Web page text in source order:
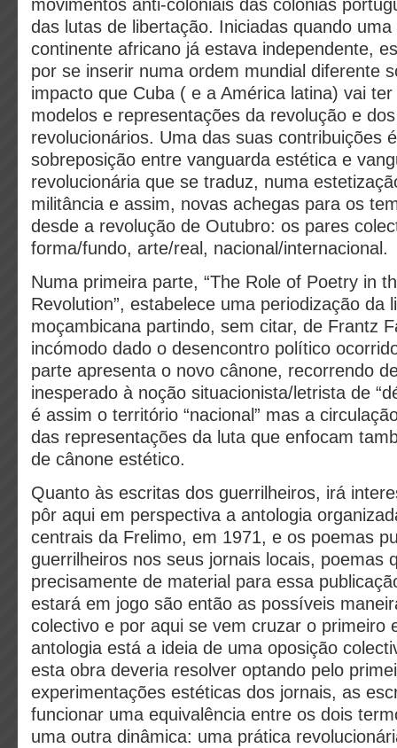
movimentos anti-coloniais das colónias
das lutas de libertação. Iniciadas quando
continente africano já estava independente,
por se inserir numa ordem mundial diferente
impacto que Cuba ( e a América latina) vai
modelos e representações da revolução e
revolucionários. Uma das suas contribuições
sobreposição entre vanguarda estética e
revolucionária que se traduz, numa
militância e assim, novas achegas para os
desde a revolução de Outubro: os pares
forma/fundo, arte/real, nacional/internacional.
Numa primeira parte, “The Role of Poetry in
Revolution”, estabelece uma periodização da
moçambicana partindo, sem citar, de Frantz
incómodo dado o desencontro político
parte apresenta o novo cânone, recorrendo
inesperado à noção situacionista/letrista de
é assim o território “nacional” mas a
das representações da luta que enfocam
de cânone estético.
Quanto às escritas dos guerrilheiros, irá
pôr aqui em perspectiva a antologia
centrais da Frelimo, em 1971, e os poemas
guerrilheiros nos seus jornais locais, poemas
precisamente de material para essa
estará em jogo são então as possíveis
colectivo e por aqui se vem cruzar o primeiro
antologia está a ideia de uma oposição
esta obra deveria resolver optando pelo
experimentações estéticas dos jornais, as
funcionar uma equivalência entre os dois
uma outra dinâmica: uma prática